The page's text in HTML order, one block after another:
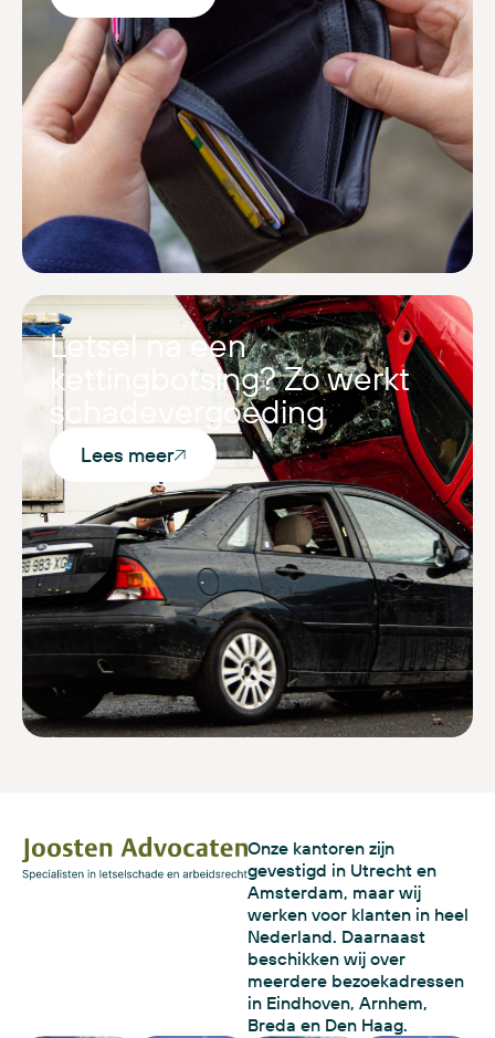
Letsel na een
kettingbotsing? Zo werkt
schadevergoeding
Lees meer
Onze kantoren zijn
gevestigd in Utrecht en
Amsterdam, maar wij
werken voor klanten in heel
Nederland. Daarnaast
beschikken wij over
meerdere bezoekadressen
in Eindhoven, Arnhem,
Breda en Den Haag.